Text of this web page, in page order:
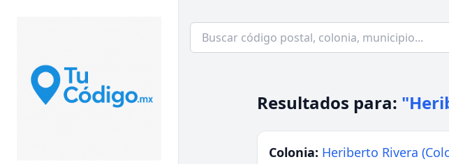
Resultados para:
Colonia: Heriberto Rivera